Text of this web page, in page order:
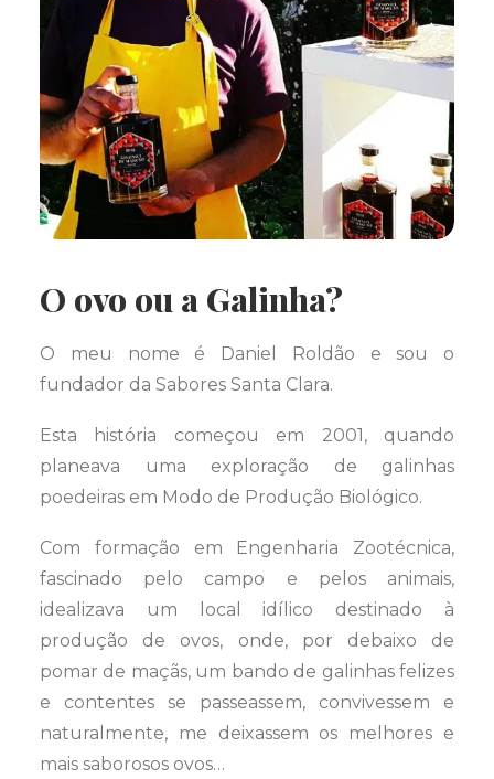
O ovo ou a Galinha?
O meu nome é Daniel Roldão e sou o
fundador da Sabores Santa Clara.
Esta história começou em 2001, quando
planeava uma exploração de galinhas
poedeiras em Modo de Produção Biológico.
Com formação em Engenharia Zootécnica,
fascinado pelo campo e pelos animais,
idealizava um local idílico destinado à
produção de ovos, onde, por debaixo de
pomar de maçãs, um bando de galinhas felizes
e contentes se passeassem, convivessem e
naturalmente, me deixassem os melhores e
mais saborosos ovos…